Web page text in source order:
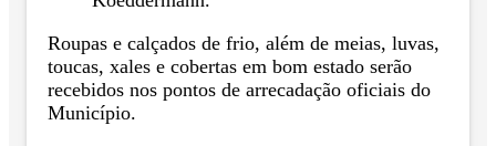
Roupas e calçados de frio, além de meias, luvas,
toucas, xales e cobertas em bom estado serão
recebidos nos pontos de arrecadação oficiais do
Município.